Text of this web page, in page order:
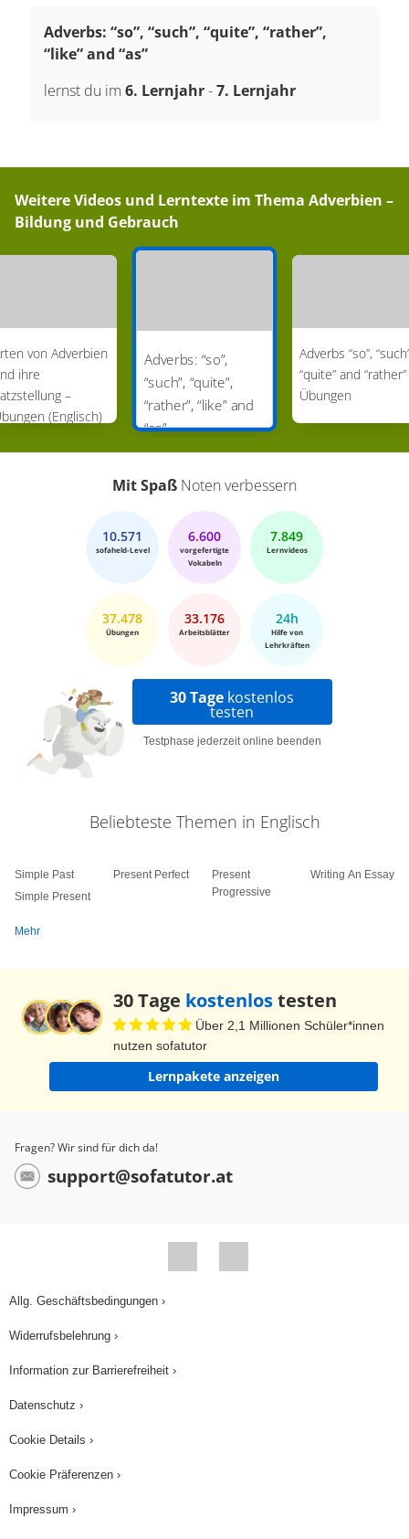
Adverbs: “so”, “such”, “quite”, “rather”,
“like” and “as”
lernst du im 6. Lernjahr-7. Lernjahr
Weitere Videos und Lerntexte im Thema Adverbien –
Bildung und Gebrauch
von Adverbien
ihre
–
(Englisch)
Adverbs: “so”,
“such”, “quite”,
“rather”, “like” and
“as”
Adverbs “so”,
“quite” and
Übungen
Mit Spaß Noten verbessern
10.571
sofaheld-Level
6.600
vorgefertigte
Vokabeln
7.849
Lernvideos
37.478
Übungen
33.176
Arbeitsblätter
24h
Hilfe von
Lehrkräften
30 Tage kostenlos
testen
Testphase jederzeit online beenden
Beliebteste Themen in Englisch
Simple Past
Simple Present
Present Perfect
Present
Progressive
Writing An Essay
Mehr
30 Tage kostenlostesten
Über 2,1 Millionen Schüler*innen
nutzen sofatutor
Lernpakete anzeigen
Fragen? Wir sind für dich da!
support@sofatutor.at
Allg. Geschäftsbedingungen ›
Widerrufsbelehrung ›
Information zur Barrierefreiheit ›
Datenschutz ›
Cookie Details ›
Cookie Präferenzen ›
Impressum ›